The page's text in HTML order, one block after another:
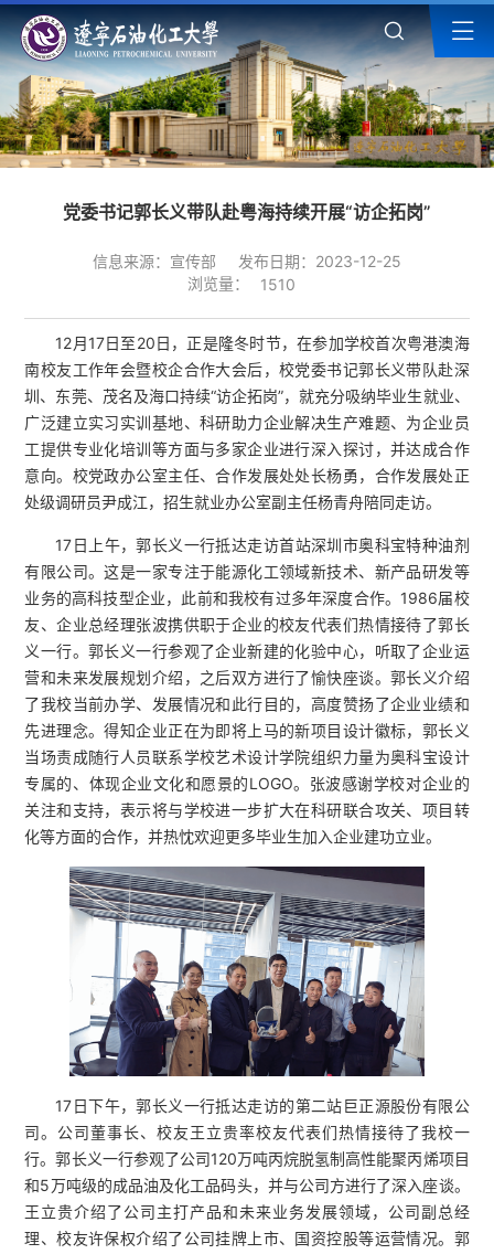
党委书记郭长义带队赴粤海持续开展“访企拓岗”
信息来源：宣传部
发布日期：2023-12-25
浏览量：
1510
12月17日至20日，正是隆冬时节，在参加学校首次粤港澳海
南校友工作年会暨校企合作大会后，校党委书记郭长义带队赴深
圳、东莞、茂名及海口持续“访企拓岗”，就充分吸纳毕业生就业、
广泛建立实习实训基地、科研助力企业解决生产难题、为企业员
工提供专业化培训等方面与多家企业进行深入探讨，并达成合作
意向。校党政办公室主任、合作发展处处长杨勇，合作发展处正
处级调研员尹成江，招生就业办公室副主任杨青舟陪同走访。
17日上午，郭长义一行抵达走访首站深圳市奥科宝特种油剂
有限公司。这是一家专注于能源化工领域新技术、新产品研发等
业务的高科技型企业，此前和我校有过多年深度合作。1986届校
友、企业总经理张波携供职于企业的校友代表们热情接待了郭长
义一行。郭长义一行参观了企业新建的化验中心，听取了企业运
营和未来发展规划介绍，之后双方进行了愉快座谈。郭长义介绍
了我校当前办学、发展情况和此行目的，高度赞扬了企业业绩和
先进理念。得知企业正在为即将上马的新项目设计徽标，郭长义
当场责成随行人员联系学校艺术设计学院组织力量为奥科宝设计
专属的、体现企业文化和愿景的LOGO。张波感谢学校对企业的
关注和支持，表示将与学校进一步扩大在科研联合攻关、项目转
化等方面的合作，并热忱欢迎更多毕业生加入企业建功立业。
17日下午，郭长义一行抵达走访的第二站巨正源股份有限公
司。公司董事长、校友王立贵率校友代表们热情接待了我校一
行。郭长义一行参观了公司120万吨丙烷脱氢制高性能聚丙烯项目
和5万吨级的成品油及化工品码头，并与公司方进行了深入座谈。
王立贵介绍了公司主打产品和未来业务发展领域，公司副总经
理、校友许保权介绍了公司挂牌上市、国资控股等运营情况。郭